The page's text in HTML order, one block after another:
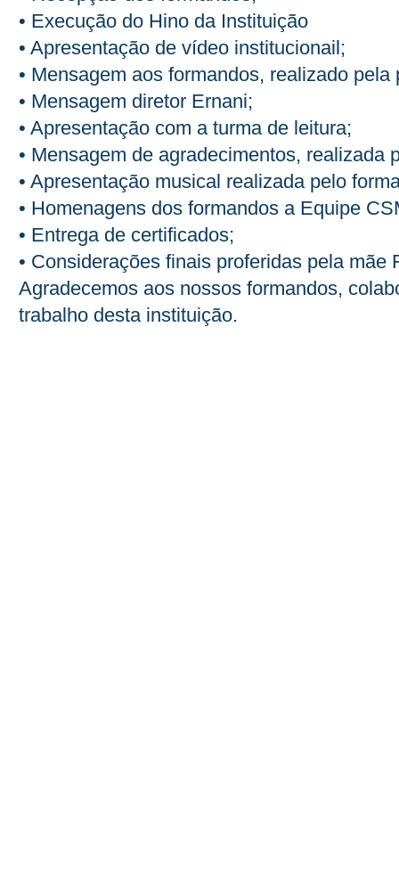
• Execução do Hino da Instituição
• Apresentação de vídeo institucionail;
• Mensagem aos formandos, realizado pela
• Mensagem diretor Ernani;
• Apresentação com a turma de leitura;
• Mensagem de agradecimentos, realizada
• Apresentação musical realizada pelo
• Homenagens dos formandos a Equipe
• Entrega de certificados;
• Considerações finais proferidas pela mãe
Agradecemos aos nossos formandos,
trabalho desta instituição.